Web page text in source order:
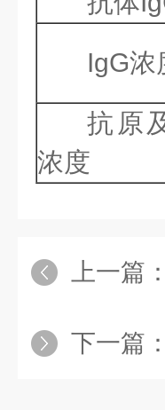
IgG浓
抗原
浓度
上一篇
下一篇：